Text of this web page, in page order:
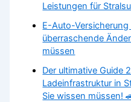
Leistungen für
E-Auto-
überraschende
müssen
Der ultimative Guide
Ladeinfrastruktur in
Sie wissen müssen!